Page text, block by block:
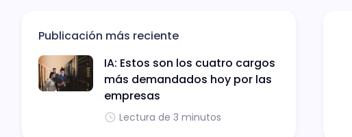
Publicación más reciente
IA: Estos son los cuatro cargos
más demandados hoy por las
empresas
Lectura de 3 minutos